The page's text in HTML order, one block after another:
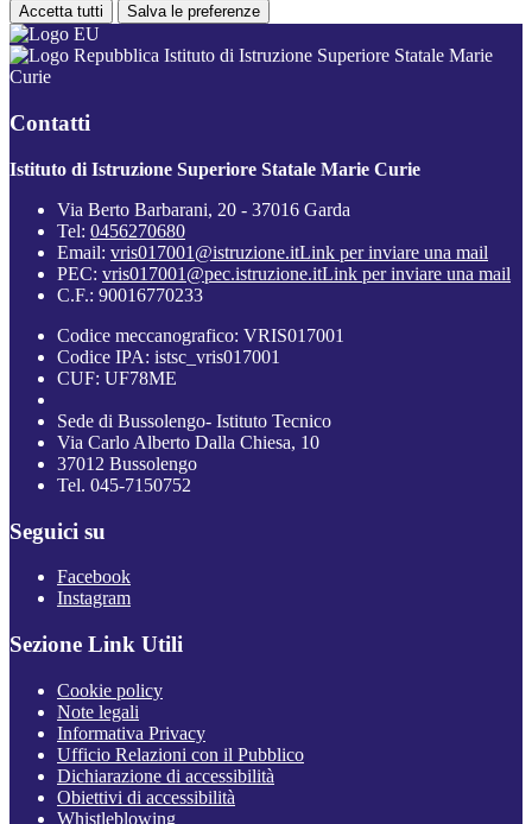
Accetta tutti Salva le preferenze
Istituto di Istruzione Superiore Statale Marie
Curie
Contatti
Istituto di Istruzione Superiore Statale Marie Curie
Via Berto Barbarani, 20 - 37016 Garda
Tel: 0456270680
Email: vris017001@istruzione.itLink per inviare una mail
PEC: vris017001@pec.istruzione.itLink per inviare una mail
C.F.: 90016770233
Codice meccanografico: VRIS017001
Codice IPA: istsc_vris017001
CUF: UF78ME
Sede di Bussolengo- Istituto Tecnico
Via Carlo Alberto Dalla Chiesa, 10
37012 Bussolengo
Tel. 045-7150752
Seguici su
Facebook
Instagram
Sezione Link Utili
Cookie policy
Note legali
Informativa Privacy
Ufficio Relazioni con il Pubblico
Dichiarazione di accessibilità
Obiettivi di accessibilità
Whistleblowing